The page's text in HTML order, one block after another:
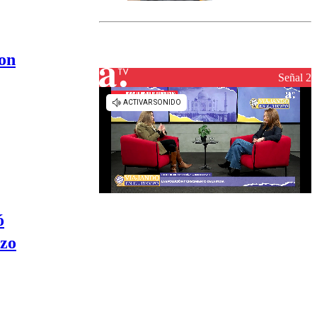
el fin de la
reconstrucciónSeñal 2